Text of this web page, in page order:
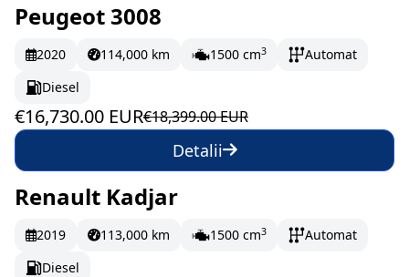
În stoc 278.83 EUR/lună
Peugeot 3008
2020 114,000 km 1500 cm3
Automat
Diesel
€16,730.00 EUR€18,399.00 EUR
Detalii
În stoc 256.33 EUR/lună
Renault Kadjar
2019 113,000 km 1500 cm3
Automat
Diesel